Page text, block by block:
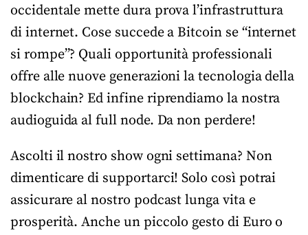
occidentale mette dura prova l’infrastruttura
di internet. Cose succede a Bitcoin se “internet
si rompe”? Quali opportunità professionali
offre alle nuove generazioni la tecnologia della
blockchain? Ed infine riprendiamo la nostra
audioguida al full node. Da non perdere!
Ascolti il nostro show ogni settimana? Non
dimenticare di supportarci! Solo così potrai
assicurare al nostro podcast lunga vita e
prosperità. Anche un piccolo gesto di Euro o